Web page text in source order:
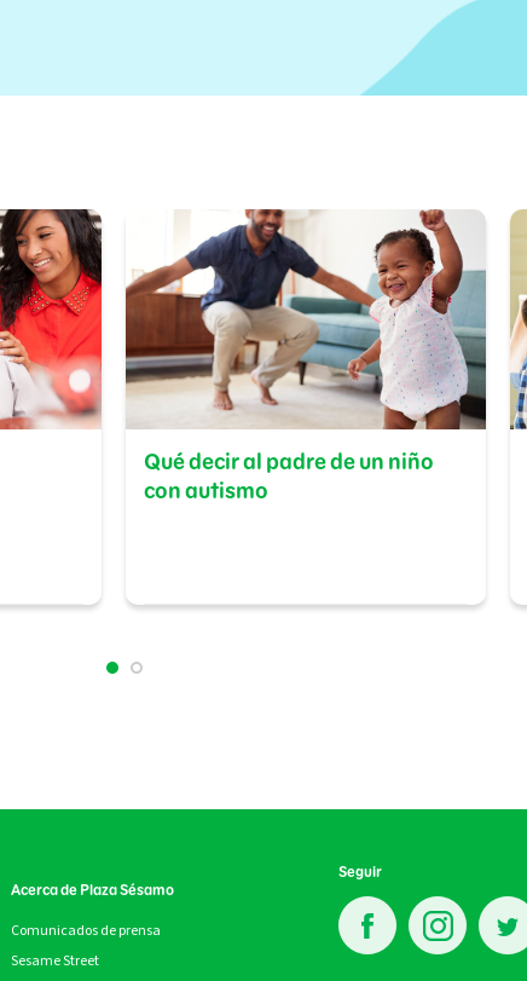
Qué decir al padre de un niño
con autismo
Acerca de Plaza Sésamo
Comunicados de prensa
Sesame Street
Seguir